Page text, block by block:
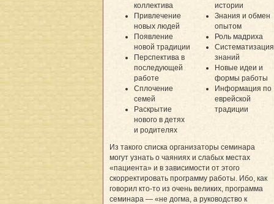
коллектива
Привлечение
новых людей
Появление
новой традиции
Перспектива в
последующей
работе
Сплочение
семей
Раскрытие
нового в детях
и родителях
истории
Знания и обмен
опытом
Роль мадриха
Систематизация
знаний
Новые идеи и
формы работы
Информация по
еврейской
традиции
Из такого списка организаторы семинара
могут узнать о чаяниях и слабых местах
«пациента» и в зависимости от этого
скорректировать программу работы. Ибо, как
говорил кто-то из очень великих, программа
семинара — «не догма, а руководство к